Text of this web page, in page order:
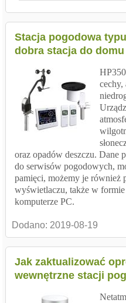
Stacja pogodowa
dobra stacja do domu
cechy,
oraz opadów deszczu. Dane
do serwisów pogodowych,
pamięci, możemy je również
wyświetlaczu, także w
komputerze PC.
Dodano: 2019-08-19
Jak zaktualizować
wewnętrzne stacji